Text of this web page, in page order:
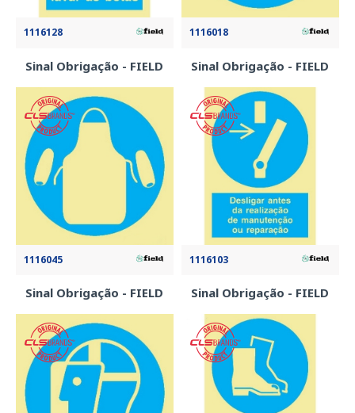
1116128
Sinal Obrigação - FIELD
1116018
Sinal Obrigação - FIELD
1116045
Sinal Obrigação - FIELD
1116103
Sinal Obrigação - FIELD